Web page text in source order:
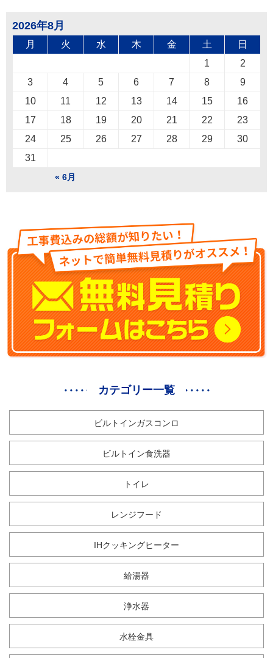
2026年8月
月 火 水 木 金 土 日
« 6月
1
2
3
4 5 6 7 8
9
10
11 12 13 14 15
16
17
18 19 20 21 22
23
24
25 26 27 28 29
30
31
カテゴリー一覧
ビルトインガスコンロ
ビルトイン食洗器
トイレ
レンジフード
IHクッキングヒーター
給湯器
浄水器
水栓金具